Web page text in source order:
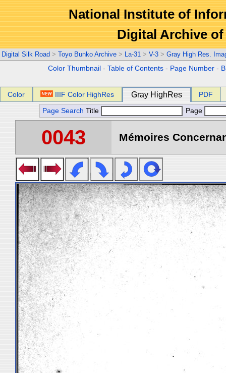
National Institute of
Digital Archive
Digital Silk Road > Toyo Bunko Archive > La-31 > V-3 > Gray High Res.
Color Thumbnail -Table of Contents - Page Number -
Color IIIF Color HighRes Gray HighRes PDF
Page Search Title Page
0043 Mémoires